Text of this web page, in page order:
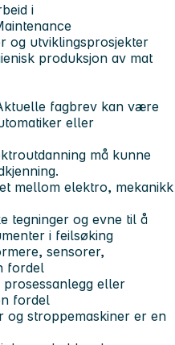
i
og utviklingsprosjekter
produksjon av mat
fagbrev kan være
eller
må kunne
mellom elektro, mekanikk
tegninger og evne til å
i feilsøking
sensorer,
fordel
eller
fordel
og stroppemaskiner er en